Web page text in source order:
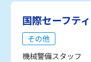
国際セーフテ
その他
機械警備スタッフ